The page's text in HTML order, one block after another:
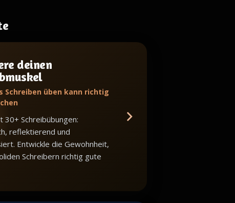
deinen
Schreiben üben kann richtig
30+ Schreibübungen:
reflektierend und
Entwickle die Gewohnheit,
Schreibern richtig gute